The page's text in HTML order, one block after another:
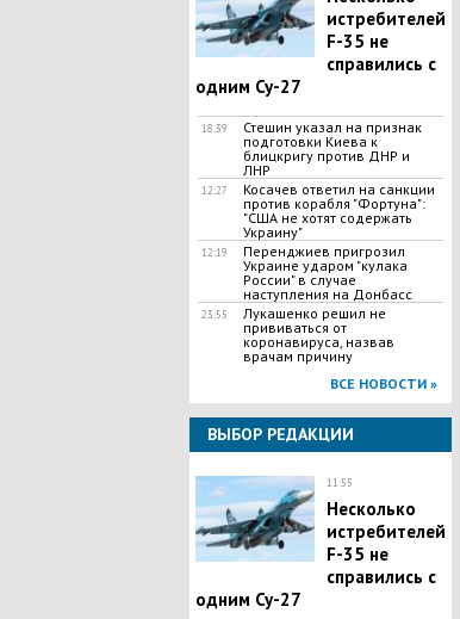
истребителей
F-35 не
справились с
одним Су-27
18:39
Стешин указал на признак
подготовки Киева к
блицкригу против ДНР и
ЛНР
12:27
​Косачев ответил на санкции
против корабля "Фортуна":
"США не хотят содержать
Украину"
12:19
Перенджиев пригрозил
Украине ударом "кулака
России" в случае
наступления на Донбасс
23:55
Лукашенко решил не
прививаться от
коронавируса, назвав
врачам причину
ВСЕ НОВОСТИ »
ВЫБОР РЕДАКЦИИ
11:55
Несколько
истребителей
F-35 не
справились с
одним Су-27